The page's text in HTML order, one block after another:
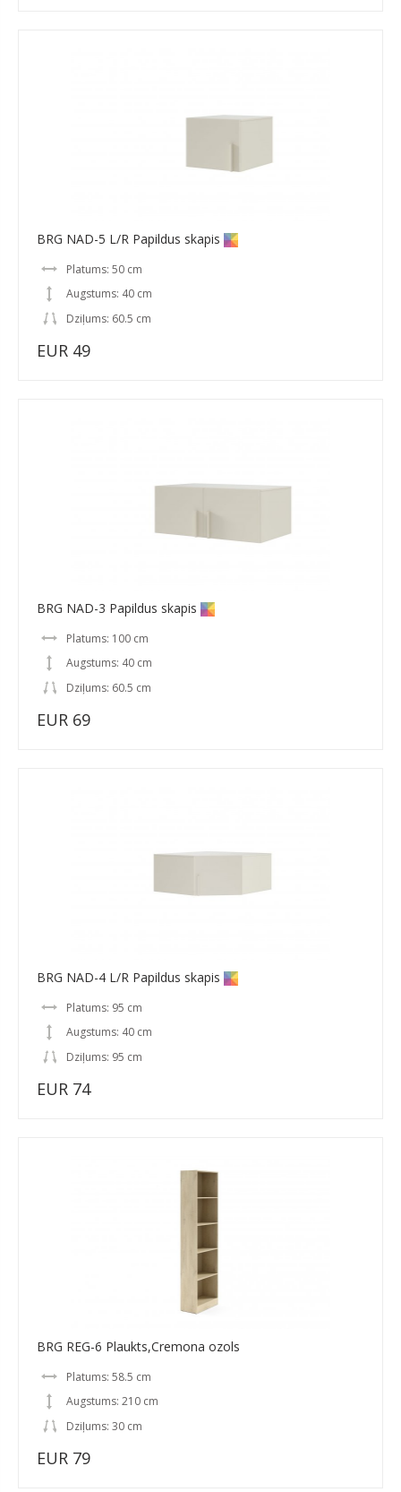
BRG NAD-5 L/R Papildus skapis
Platums: 50 cm
Augstums: 40 cm
Dziļums: 60.5 cm
EUR 49
BRG NAD-3 Papildus skapis
Platums: 100 cm
Augstums: 40 cm
Dziļums: 60.5 cm
EUR 69
BRG NAD-4 L/R Papildus skapis
Platums: 95 cm
Augstums: 40 cm
Dziļums: 95 cm
EUR 74
BRG REG-6 Plaukts,Cremona ozols
Platums: 58.5 cm
Augstums: 210 cm
Dziļums: 30 cm
EUR 79